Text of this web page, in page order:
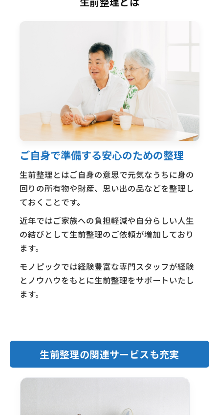
ご自身で準備する安心のための整理
生前整理とはご自身の意思で元気なうちに身の
回りの所有物や財産、思い出の品などを整理し
ておくことです。
近年ではご家族への負担軽減や自分らしい人生
の結びとして生前整理のご依頼が増加しており
ます。
モノピックでは経験豊富な専門スタッフが経験
とノウハウをもとに生前整理をサポートいたし
ます。
生前整理の関連サービスも充実